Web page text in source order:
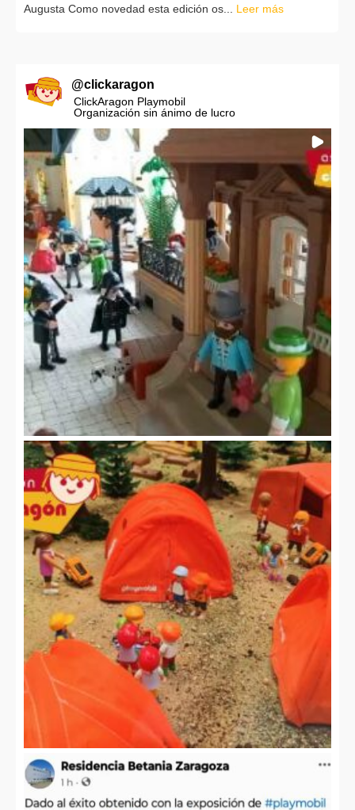
Augusta Como novedad esta edición os... Leer más
@clickaragon
ClickAragon Playmobil
Organización sin ánimo de lucro